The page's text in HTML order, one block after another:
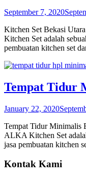
September 7, 2020
Kitchen Set Bekasi
Kitchen Set adalah
pembuatan kitchen set
Tempat Tidur
January 22, 2020
Tempat Tidur Minimalis
ALKA Kitchen Set
jasa pembuatan kitchen
Kontak Kami